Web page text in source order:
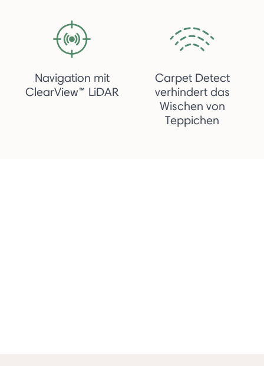
Navigation mit
ClearView™ LiDAR
Carpet Detect
verhindert das
Wischen von
Teppichen